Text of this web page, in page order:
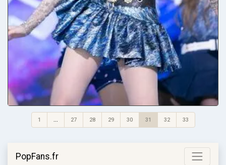
1 ... 27 28 29 30 31 32 33
PopFans.fr